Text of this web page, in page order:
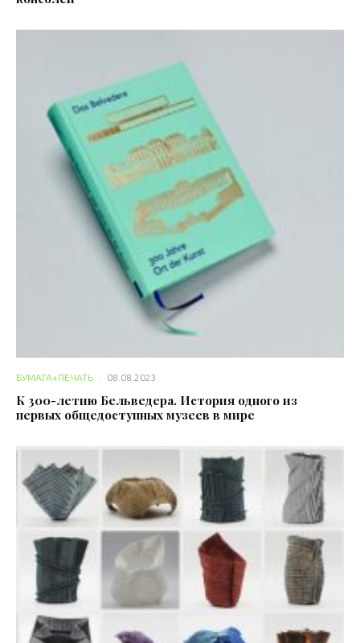
БУМАГА+ПЕЧАТЬ · 08.08.2023
К 300-летию Бельведера. История одного из
первых общедоступных музеев в мире